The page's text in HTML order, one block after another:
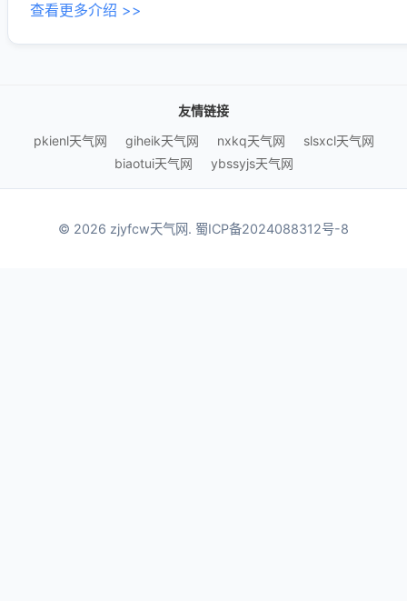
查看更多介绍 >>
友情链接
pkienl天气网
giheik天气网 nxkq天气网
slsxcl天气网
biaotui天气网
ybssyjs天气网
© 2026 zjyfcw天气网. 蜀ICP备2024088312号-8